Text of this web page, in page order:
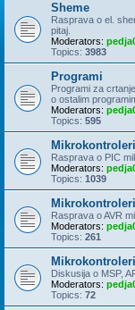
Sheme
Rasprava o el.
pitaj.
Moderators:
Topics: 3983
Programi
Programi za
o ostalim
Moderators:
Topics: 595
Rasprava o PIC
Moderators:
Topics: 1039
Rasprava o AVR
Moderators:
Topics: 261
Diskusija o MSP,
Moderators:
Topics: 72